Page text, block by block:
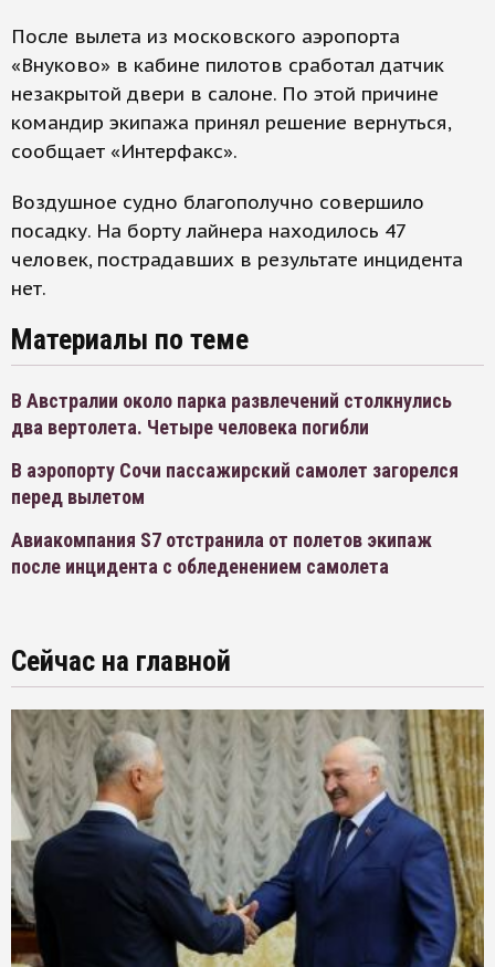
После вылета из московского аэропорта
«Внуково» в кабине пилотов сработал датчик
незакрытой двери в салоне. По этой причине
командир экипажа принял решение вернуться,
сообщает «Интерфакс».
Воздушное судно благополучно совершило
посадку. На борту лайнера находилось 47
человек, пострадавших в результате инцидента
нет.
Материалы по теме
В Австралии около парка развлечений столкнулись
два вертолета. Четыре человека погибли
В аэропорту Сочи пассажирский самолет загорелся
перед вылетом
Авиакомпания S7 отстранила от полетов экипаж
после инцидента с обледенением самолета
Сейчас на главной